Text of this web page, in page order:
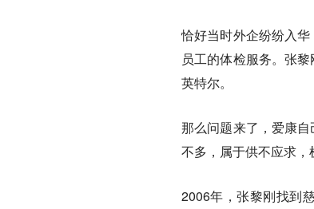
恰好当时外企纷纷入
员工的体检服务。张
英特尔。
那么问题来了，爱康
不多，属于供不应求，
2006年，张黎刚找到